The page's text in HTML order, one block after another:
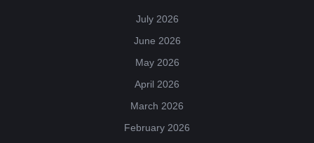
July 2026
June 2026
May 2026
April 2026
March 2026
February 2026